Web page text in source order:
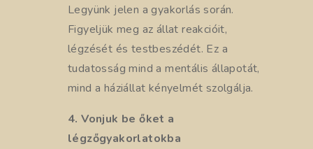
Legyünk jelen a gyakorlás során.
Figyeljük meg az állat reakcióit,
légzését és testbeszédét. Ez a
tudatosság mind a mentális állapotát,
mind a háziállat kényelmét szolgálja.
4. Vonjuk be őket a
légzőgyakorlatokba